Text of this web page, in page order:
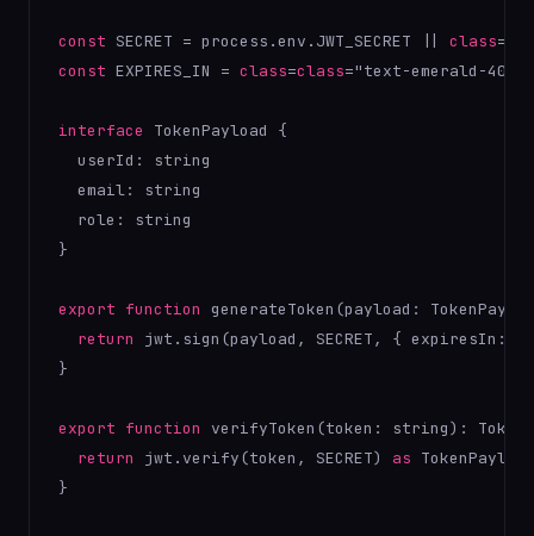
const SECRET = process.env.JWT_SECRET || class=
const EXPIRES_IN = class=class="text-emerald-400
interface
TokenPayload {
  userId: string
  email: string
  role: string
}
export function generateToken(payload:
return
jwt.sign(payload, SECRET, { expiresIn:
}
export function
verifyToken(token: string):
return
jwt.verify(token, SECRET) as TokenPayload
}